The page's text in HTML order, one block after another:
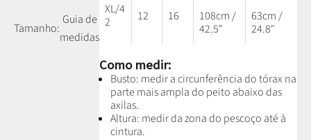
Tamanho:
Guia de
medidas
XL/4
2
12 16
108cm /
42.5"
63cm /
24.8"
Como medir:
Busto: medir a circunferência do tórax na
parte mais ampla do peito abaixo das
axilas.
Altura: medir da zona do pescoço até à
cintura.